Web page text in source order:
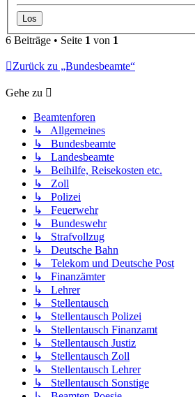
6 Beiträge • Seite 1 von 1
Zurück zu „Bundesbeamte“
Gehe zu
Beamtenforen
↳ Allgemeines
↳ Bundesbeamte
↳ Landesbeamte
↳ Beihilfe, Reisekosten etc.
↳ Zoll
↳ Polizei
↳ Feuerwehr
↳ Bundeswehr
↳ Strafvollzug
↳ Deutsche Bahn
↳ Telekom und Deutsche Post
↳ Finanzämter
↳ Lehrer
↳ Stellentausch
↳ Stellentausch Polizei
↳ Stellentausch Finanzamt
↳ Stellentausch Justiz
↳ Stellentausch Zoll
↳ Stellentausch Lehrer
↳ Stellentausch Sonstige